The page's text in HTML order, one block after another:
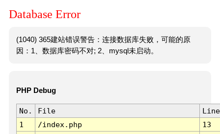
Database Error
(1040) 365建站错误警告：连接数据库失败，可能的原
因：1、数据库密码不对; 2、mysql未启动。
PHP Debug
No. File
Line
1
/index.php 13